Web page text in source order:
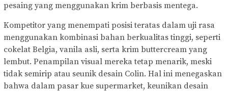
pesaing yang menggunakan krim berbasis mentega.
Kompetitor yang menempati posisi teratas dalam uji rasa
menggunakan kombinasi bahan berkualitas tinggi, seperti
cokelat Belgia, vanila asli, serta krim buttercream yang
lembut. Penampilan visual mereka tetap menarik, meski
tidak semirip atau seunik desain Colin. Hal ini menegaskan
bahwa dalam pasar kue supermarket, keunikan desain